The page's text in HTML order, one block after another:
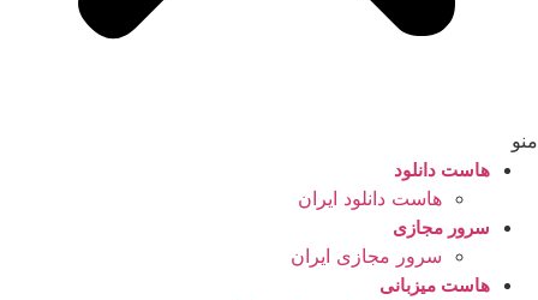
منو
هاست دانلود
هاست دانلود ایران
سرور مجازی
سرور مجازی ایران
هاست میزبانی